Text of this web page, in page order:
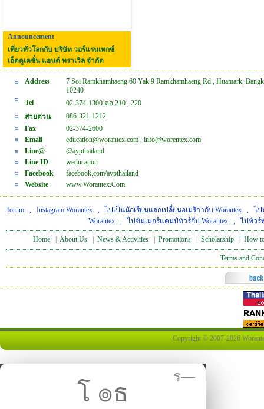
Announcement
เที่ยวทั่วโลกกับ บริษัท วอร์แรนเทกซ์
เอ็ดดูเคชั่น แอนด์ ทราเวิล จำกัด
Address
7 Soi Ramkhamhaeng 60 Yak 9 Ramkhamhaeng Rd., Huamark,
10240
Tel
02-374-1300 ต่อ 210 , 220
สายด่วน
086-321-1212
Fax
02-374-2600
Email
education@worantex.com , info@worentex.com
Line@
@aypthailand
Line ID
weducation
Facebook
facebook.com/aypthailand
Website
www.Worantex.Com
forum , Instagram Worantex , ไปเป็นนักเรียนแลกเปลี่ยนอเมริกากับ Worantex , ไป
Worantex, ไปซัมเมอร์แคมป์ทัวร์กับ Worantex, ไปทัวร์
Home About Us News & Activities Promotions Scholarship How
Terms and
Copyright © 2007-2026
โ ๏ธ
ร—